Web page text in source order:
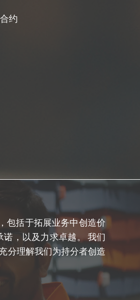
约
包括于拓展业务中创造价
，以及力求卓越。 我们
分理解我们为持分者创造